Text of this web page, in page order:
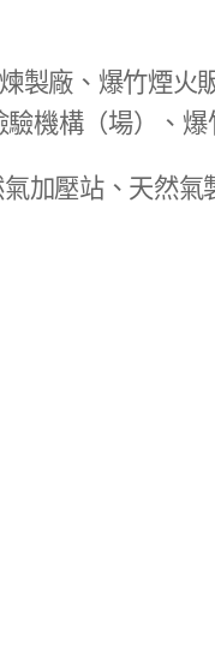
製廠、爆竹煙火
機構（場）、爆
加壓站、天然氣